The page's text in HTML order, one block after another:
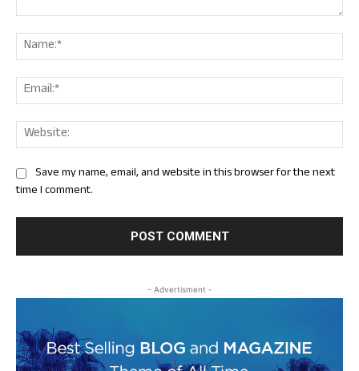
Save my name, email, and website in this browser for the next
time I comment.
- Advertisment -